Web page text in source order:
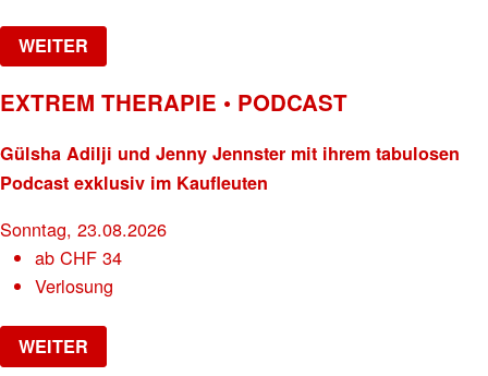
WEITER
EXTREM THERAPIE • PODCAST
Gülsha Adilji und Jenny Jennster mit ihrem tabulosen
Podcast exklusiv im Kaufleuten
Sonntag, 23.08.2026
abCHF 34
Verlosung
WEITER